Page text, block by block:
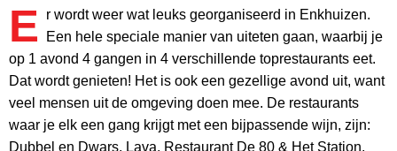
E
r wordt weer wat leuks georganiseerd in Enkhuizen.
Een hele speciale manier van uiteten gaan, waarbij je
op 1 avond 4 gangen in 4 verschillende toprestaurants eet.
Dat wordt genieten! Het is ook een gezellige avond uit, want
veel mensen uit de omgeving doen mee. De restaurants
waar je elk een gang krijgt met een bijpassende wijn, zijn:
Dubbel en Dwars, Lava, Restaurant De 80 & Het Station.